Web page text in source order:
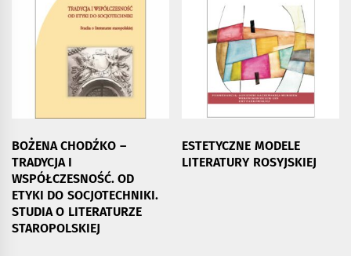
BOŻENA CHODŹKO –
TRADYCJA I
WSPÓŁCZESNOŚĆ. OD
ETYKI DO SOCJOTECHNIKI.
STUDIA O LITERATURZE
STAROPOLSKIEJ
ESTETYCZNE MODELE
LITERATURY ROSYJSKIEJ